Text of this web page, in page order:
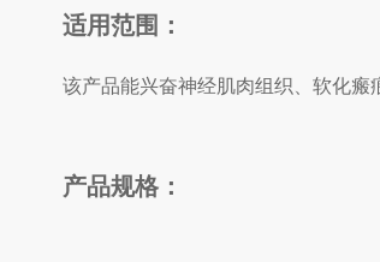
适用范围：
该产品能兴奋神经肌肉组织、软化瘢
产品规格：